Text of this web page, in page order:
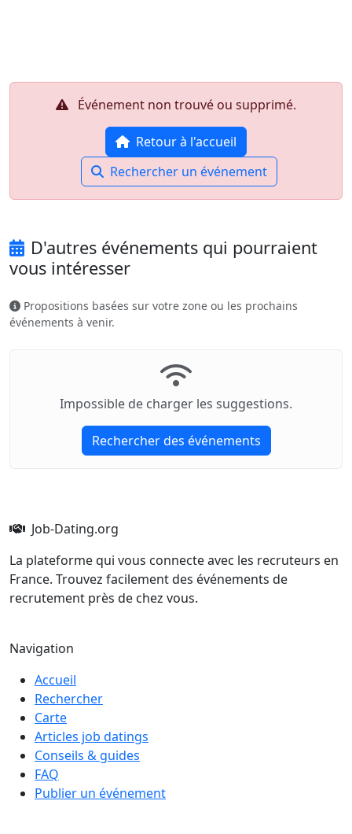
Événement non trouvé ou supprimé.
Retour à l'accueil
Rechercher un événement
D'autres événements qui pourraient
vous intéresser
Propositions basées sur votre zone ou les prochains
événements à venir.
Impossible de charger les suggestions.
Rechercher des événements
Job-Dating.org
La plateforme qui vous connecte avec les recruteurs en
France. Trouvez facilement des événements de
recrutement près de chez vous.
Navigation
Accueil
Rechercher
Carte
Articles job datings
Conseils & guides
FAQ
Publier un événement